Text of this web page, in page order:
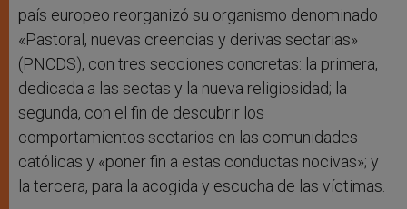
país europeo reorganizó su organismo denominado
«Pastoral, nuevas creencias y derivas sectarias»
(PNCDS), con tres secciones concretas: la primera,
dedicada a las sectas y la nueva religiosidad; la
segunda, con el fin de descubrir los
comportamientos sectarios en las comunidades
católicas y «poner fin a estas conductas nocivas»; y
la tercera, para la acogida y escucha de las víctimas.